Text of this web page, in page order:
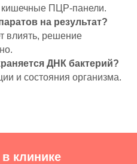
кишечные ПЦР-панели.
на результат?
влиять, решение
ДНК бактерий?
и состояния организма.
клинике